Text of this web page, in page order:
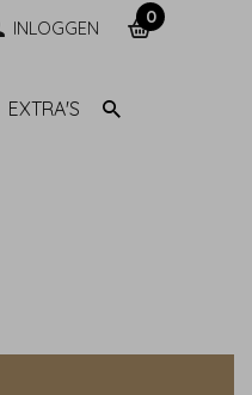
INLOGGEN
0
EXTRA'S